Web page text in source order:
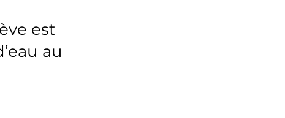
est
au